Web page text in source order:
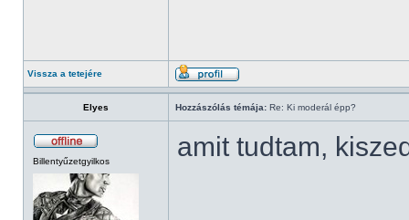
Vissza a tetejére
Elyes Hozzászólás témája: Re: Ki moderál épp?
Billentyűzetgyilkos amit tudtam,